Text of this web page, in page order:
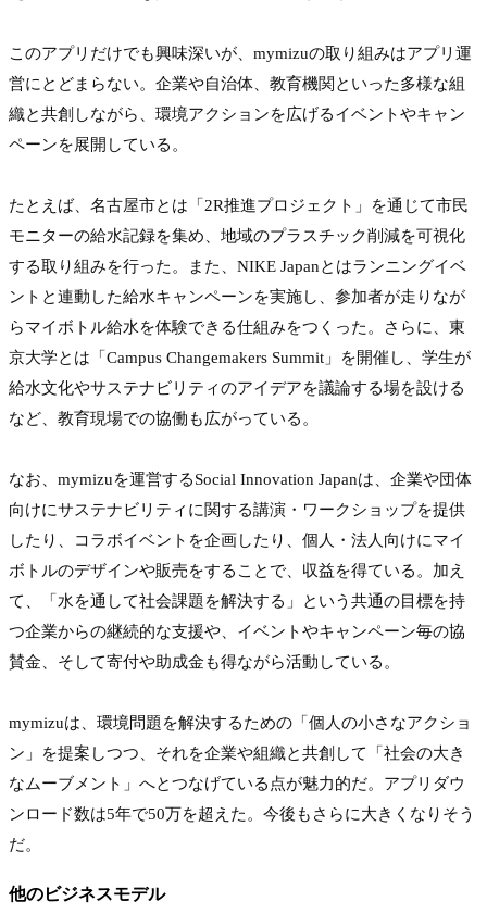
このアプリだけでも興味深いが、mymizuの取り組みはアプリ運
営にとどまらない。企業や自治体、教育機関といった多様な組
織と共創しながら、環境アクションを広げるイベントやキャン
ペーンを展開している。
たとえば、名古屋市とは「2R推進プロジェクト」を通じて市民
モニターの給水記録を集め、地域のプラスチック削減を可視化
する取り組みを行った。また、NIKE Japanとはランニングイベ
ントと連動した給水キャンペーンを実施し、参加者が走りなが
らマイボトル給水を体験できる仕組みをつくった。さらに、東
京大学とは「Campus Changemakers Summit」を開催し、学生が
給水文化やサステナビリティのアイデアを議論する場を設ける
など、教育現場での協働も広がっている。
なお、mymizuを運営するSocial Innovation Japanは、企業や団体
向けにサステナビリティに関する講演・ワークショップを提供
したり、コラボイベントを企画したり、個人・法人向けにマイ
ボトルのデザインや販売をすることで、収益を得ている。加え
て、「水を通して社会課題を解決する」という共通の目標を持
つ企業からの継続的な支援や、イベントやキャンペーン毎の協
賛金、そして寄付や助成金も得ながら活動している。
mymizuは、環境問題を解決するための「個人の小さなアクショ
ン」を提案しつつ、それを企業や組織と共創して「社会の大き
なムーブメント」へとつなげている点が魅力的だ。アプリダウ
ンロード数は5年で50万を超えた。今後もさらに大きくなりそう
だ。
他のビジネスモデル